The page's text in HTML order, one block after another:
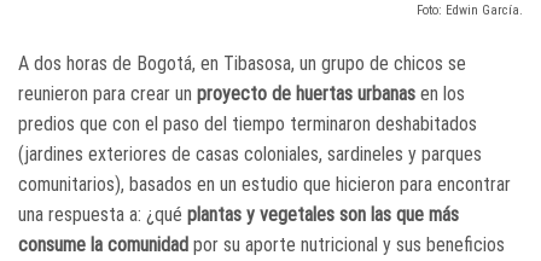
Foto: Edwin García.
A dos horas de Bogotá, en Tibasosa, un grupo de chicos se
reunieron para crear un proyecto de huertas urbanas en los
predios que con el paso del tiempo terminaron deshabitados
(jardines exteriores de casas coloniales, sardineles y parques
comunitarios), basados en un estudio que hicieron para encontrar
una respuesta a: ¿qué plantas y vegetales son las que más
consume la comunidad por su aporte nutricional y sus beneficios